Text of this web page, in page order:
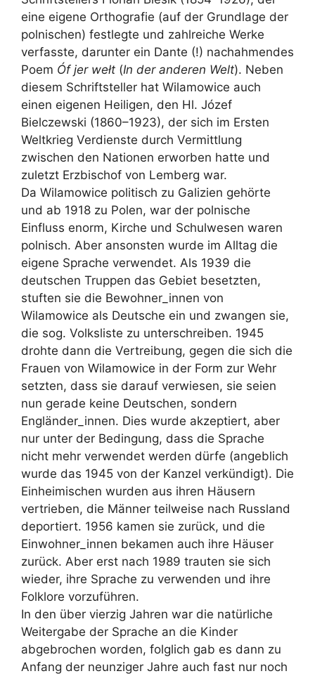
eine eigene Orthografie (auf der Grundlage der
polnischen) festlegte und zahlreiche Werke
verfasste, darunter ein Dante (!) nachahmendes
Poem Óf jer wełt (In der anderen Welt). Neben
diesem Schriftsteller hat Wilamowice auch
einen eigenen Heiligen, den Hl. Józef
Bielczewski (1860–1923), der sich im Ersten
Weltkrieg Verdienste durch Vermittlung
zwischen den Nationen erworben hatte und
zuletzt Erzbischof von Lemberg war.
Da Wilamowice politisch zu Galizien gehörte
und ab 1918 zu Polen, war der polnische
Einfluss enorm, Kirche und Schulwesen waren
polnisch. Aber ansonsten wurde im Alltag die
eigene Sprache verwendet. Als 1939 die
deutschen Truppen das Gebiet besetzten,
stuften sie die Bewohner_innen von
Wilamowice als Deutsche ein und zwangen sie,
die sog. Volksliste zu unterschreiben. 1945
drohte dann die Vertreibung, gegen die sich die
Frauen von Wilamowice in der Form zur Wehr
setzten, dass sie darauf verwiesen, sie seien
nun gerade keine Deutschen, sondern
Engländer_innen. Dies wurde akzeptiert, aber
nur unter der Bedingung, dass die Sprache
nicht mehr verwendet werden dürfe (angeblich
wurde das 1945 von der Kanzel verkündigt). Die
Einheimischen wurden aus ihren Häusern
vertrieben, die Männer teilweise nach Russland
deportiert. 1956 kamen sie zurück, und die
Einwohner_innen bekamen auch ihre Häuser
zurück. Aber erst nach 1989 trauten sie sich
wieder, ihre Sprache zu verwenden und ihre
Folklore vorzuführen.
In den über vierzig Jahren war die natürliche
Weitergabe der Sprache an die Kinder
abgebrochen worden, folglich gab es dann zu
Anfang der neunziger Jahre auch fast nur noch